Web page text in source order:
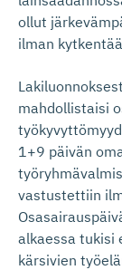
ollut
ilman
mahdollistaisi
1+9 päivän
vastustettiin
alkaessa tukisi
kärsivien